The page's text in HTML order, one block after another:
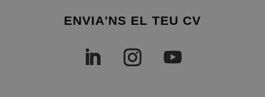
ENVIA'NS EL TEU CV